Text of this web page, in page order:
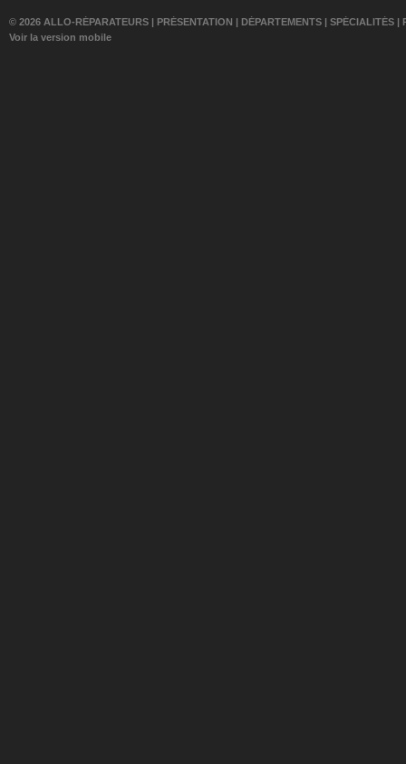
© 2026 ALLO-RÉPARATEURS | PRÉSENTATION | DÉPARTEMENTS | SPÉCIALITÉS |
Voir la version mobile